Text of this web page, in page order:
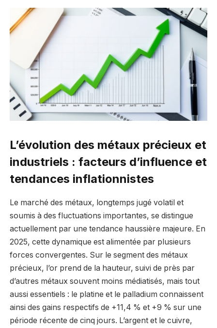
L’évolution des métaux précieux et
industriels : facteurs d’influence et
tendances inflationnistes
Le marché des métaux, longtemps jugé volatil et
soumis à des fluctuations importantes, se distingue
actuellement par une tendance haussière majeure. En
2025, cette dynamique est alimentée par plusieurs
forces convergentes. Sur le segment des métaux
précieux, l’or prend de la hauteur, suivi de près par
d’autres métaux souvent moins médiatisés, mais tout
aussi essentiels : le platine et le palladium connaissent
ainsi des gains respectifs de +11,4 % et +9 % sur une
période récente de cinq jours. L’argent et le cuivre,